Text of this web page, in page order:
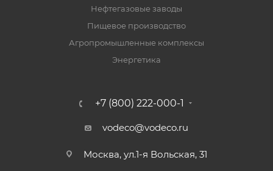
Нефтегазовые заводы
Пищевое производство
Агропромышленные комплексы
Энергетика
+7 (800) 222-000-1
vodeco@vodeco.ru
Москва, ул.1-я Вольская, 31